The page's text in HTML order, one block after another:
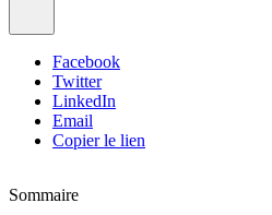
Facebook
Twitter
LinkedIn
Email
Copier le lien
Sommaire